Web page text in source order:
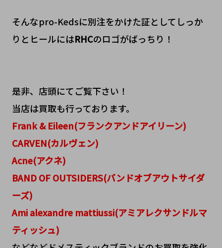
そんなpro-Kedsに別注をかけた証としてしっか
りとヒールにはRHCのロゴがばっちり！
是非、店頭にてご覧下さい！
当店は買取も行っております。
Frank & Eileen(フランクアンドアイリーン)
CARVEN(カルヴェン)
Acne(アクネ)
BAND OF OUTSIDERS(バンドオブアウトサイダ
ーズ)
Ami alexandre mattiussi(アミアレクサンドルマ
ティッシュ)